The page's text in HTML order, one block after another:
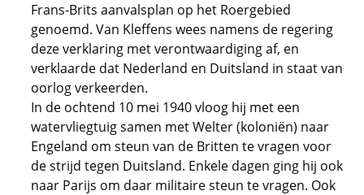
Frans-Brits aanvalsplan op het Roergebied
genoemd. Van Kleffens wees namens de regering
deze verklaring met verontwaardiging af, en
verklaarde dat Nederland en Duitsland in staat van
oorlog verkeerden.
In de ochtend 10 mei 1940 vloog hij met een
watervliegtuig samen met Welter (koloniën) naar
Engeland om steun van de Britten te vragen voor
de strijd tegen Duitsland. Enkele dagen ging hij ook
naar Parijs om daar militaire steun te vragen. Ook